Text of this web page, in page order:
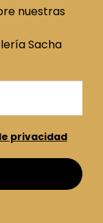
nuestras
Sacha
privacidad